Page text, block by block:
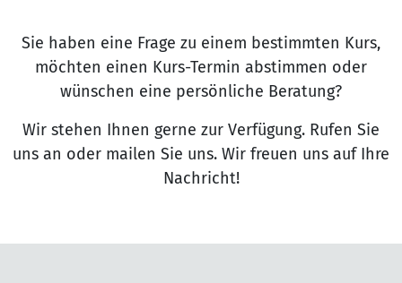
Sie haben eine Frage zu einem bestimmten Kurs,
möchten einen Kurs-Termin abstimmen oder
wünschen eine persönliche Beratung?
Wir stehen Ihnen gerne zur Verfügung. Rufen Sie
uns an oder mailen Sie uns. Wir freuen uns auf Ihre
Nachricht!